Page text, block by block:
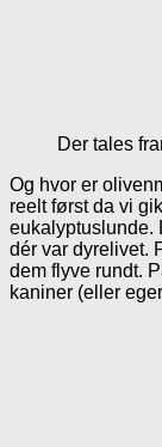
Der tales
Og hvor er
reelt først da vi
eukalyptuslunde.
dér var dyrelivet.
dem flyve rundt.
kaniner (eller